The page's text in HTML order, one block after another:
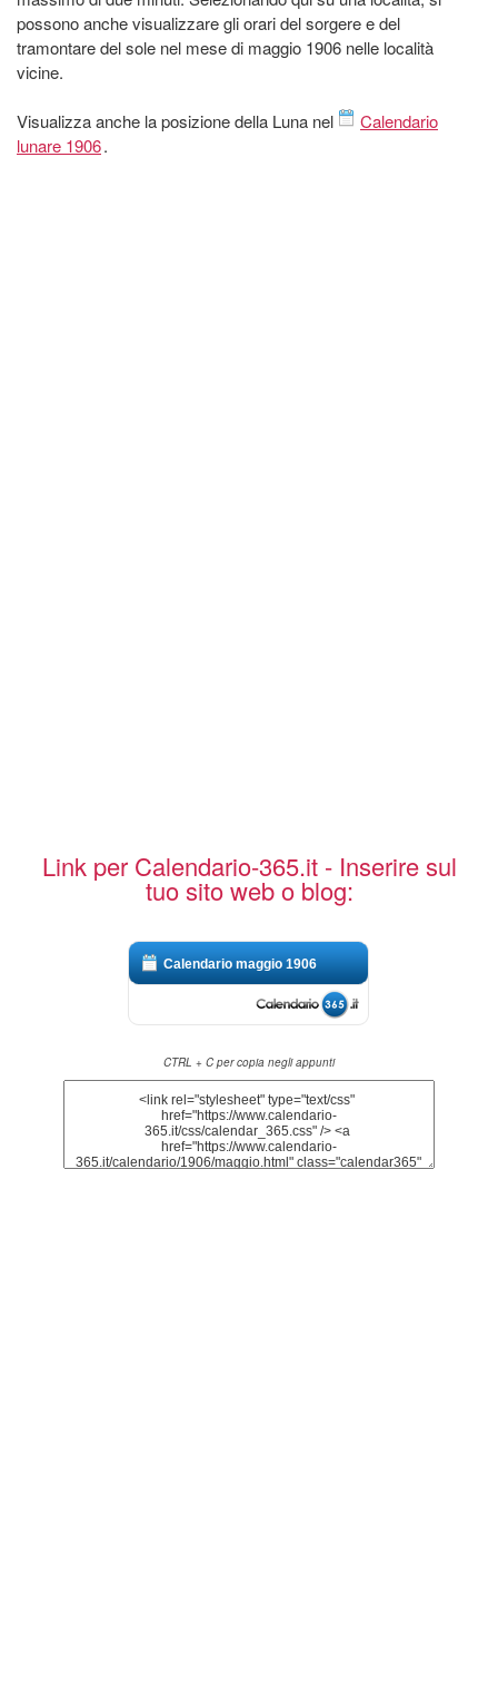
possono anche visualizzare gli orari del sorgere e del
tramontare del sole nel mese di maggio 1906 nelle località
vicine.
Visualizza anche la posizione della Luna nel
Calendario
lunare 1906.
Link per Calendario-365.it - Inserire sul
tuo sito web o blog:
Calendario maggio 1906
CTRL + C per copia negli appunti